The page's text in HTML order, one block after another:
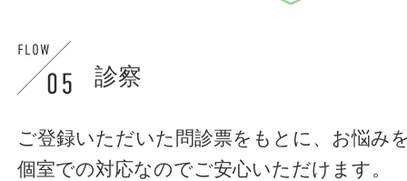
診察
ご登録いただいた問診票をもとに、お悩み
個室での対応なのでご安心いただけます。